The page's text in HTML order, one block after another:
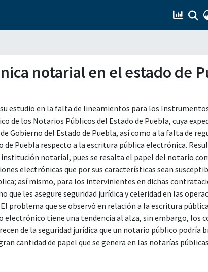
notarial en el estado de
estudio en la falta de lineamientos para los
de los Notarios Públicos del Estado de Puebla, cuya
Gobierno del Estado de Puebla, así como a la falta de
Puebla respecto a la escritura pública electrónica.
notarial, pues se resalta el papel del notario
electrónicas que por sus características sean
así mismo, para los intervinientes en dichas
que les asegure seguridad jurídica y celeridad en las
problema que se observó en relación a la escritura pública
electrónico tiene una tendencia al alza, sin embargo, los
de la seguridad jurídica que un notario público podría
cantidad de papel que se genera en las notarías